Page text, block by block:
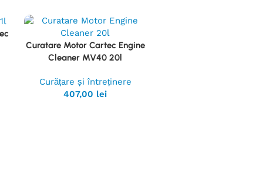
Vezi
Produsul
Curatare Motor Cartec Engine
Cleaner MV40 20l
Curățare și întreținere
407,00 lei